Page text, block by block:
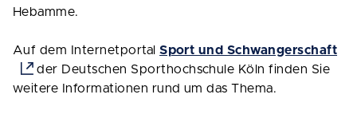
Hebamme.
Auf dem InternetportalSport und Schwangerschaft
der Deutschen Sporthochschule Köln finden Sie
weitere Informationen rund um das Thema.